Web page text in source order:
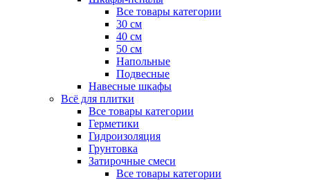
Все товары категории
30 см
40 см
50 см
Напольные
Подвесные
Навесные шкафы
Всё для плитки
Все товары категории
Герметики
Гидроизоляция
Грунтовка
Затирочные смеси
Все товары категории